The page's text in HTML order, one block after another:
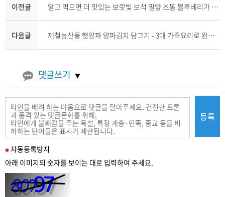
이전글 알고 먹으면 더 맛있는 보랏빛 보석 밀양 초동 블루베리가 식탁에 오기까지
다음글 제철농산물 햇양파 양파김치 담그기 - 3대 가족요리로 완성한 여름 별미
댓글쓰기
필
수
력
자동등록방지
아래 이미지의 숫자를 보이는 대로 입력하여 주세요.
등록